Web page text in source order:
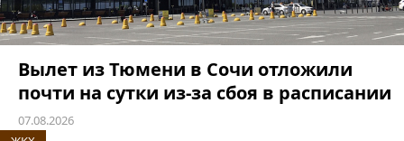
Вылет из Тюмени в Сочи отложили
почти на сутки из-за сбоя в расписании
07.08.2026